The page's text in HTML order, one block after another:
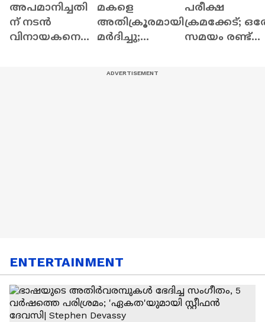
അപമാനിച്ചതി
ന് നടൻ
വിനായകനെതി
മകളെ
അതിക്രൂരമായി
മർദിച്ചു;
പരീക്ഷ
ക്രമക്കേട്;
സമയം രണ്ട്
ENTERTAINMENT